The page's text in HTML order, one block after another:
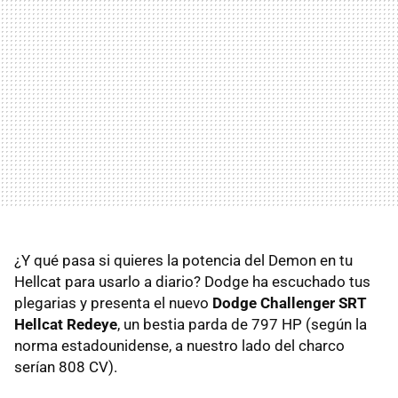
¿Y qué pasa si quieres la potencia del Demon en tu
Hellcat para usarlo a diario? Dodge ha escuchado tus
plegarias y presenta el nuevo Dodge Challenger SRT
Hellcat Redeye, un bestia parda de 797 HP (según la
norma estadounidense, a nuestro lado del charco
serían 808 CV).